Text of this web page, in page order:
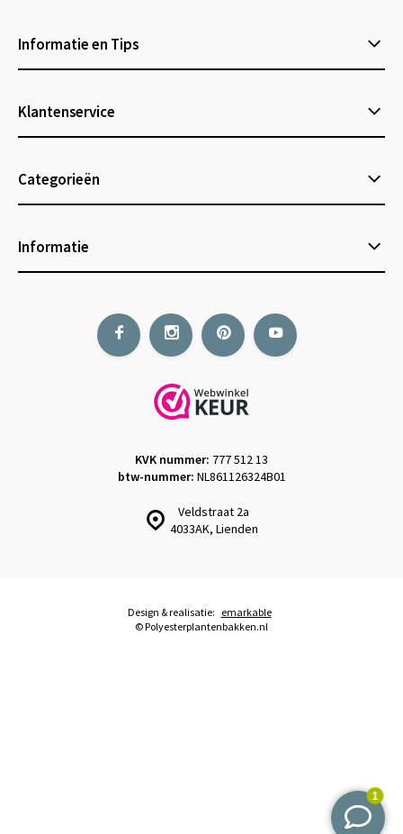
Informatie en Tips
Klantenservice
Categorieën
Informatie
Veldstraat 2a
4033AK, Lienden
KVK nummer: 777 512 13
btw-nummer: NL861126324B01
© Polyesterplantenbakken.nl
Design & realisatie: emarkable